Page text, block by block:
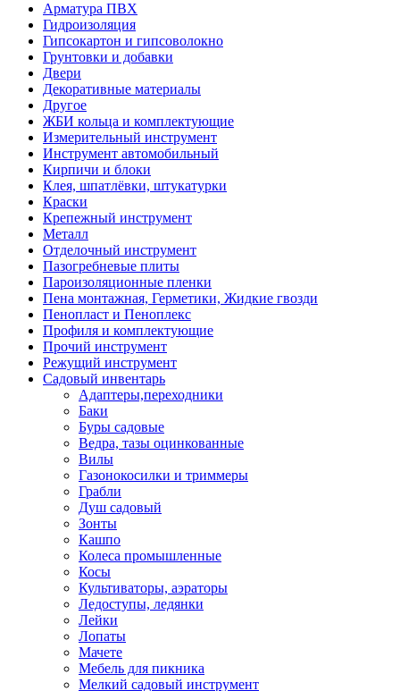
Арматура ПВХ
Гидроизоляция
Гипсокартон и гипсоволокно
Грунтовки и добавки
Двери
Декоративные материалы
Другое
ЖБИ кольца и комплектующие
Измерительный инструмент
Инструмент автомобильный
Кирпичи и блоки
Клея, шпатлёвки, штукатурки
Краски
Крепежный инструмент
Металл
Отделочный инструмент
Пазогребневые плиты
Пароизоляционные пленки
Пена монтажная, Герметики, Жидкие гвозди
Пенопласт и Пеноплекс
Профиля и комплектующие
Прочий инструмент
Режущий инструмент
Садовый инвентарь
Адаптеры,переходники
Баки
Буры садовые
Ведра, тазы оцинкованные
Вилы
Газонокосилки и триммеры
Грабли
Душ садовый
Зонты
Кашпо
Колеса промышленные
Косы
Культиваторы, аэраторы
Ледоступы, ледянки
Лейки
Лопаты
Мачете
Мебель для пикника
Мелкий садовый инструмент